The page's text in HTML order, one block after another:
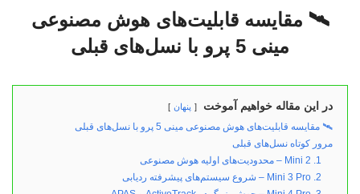
🛰️ مقایسه قابلیت‌های هوش مصنوعی
مینی 5 پرو با نسل‌های قبلی
در این مقاله خواهیم آموخت پنهان
🛰️ مقایسه قابلیت‌های هوش مصنوعی مینی 5 پرو با نسل‌های قبلی
مرور کوتاه نسل‌های قبلی
1. Mini 2 – محدودیت‌های اولیه هوش مصنوعی
2. Mini 3 Pro – شروع سیستم‌های پیشرفته ردیابی